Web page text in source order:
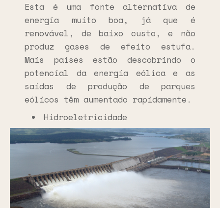
Esta é uma fonte alternativa de
energia muito boa, já que é
renovável, de baixo custo, e não
produz gases de efeito estufa.
Mais países estão descobrindo o
potencial da energia eólica e as
saídas de produção de parques
eólicos têm aumentado rapidamente.
Hidroeletricidade